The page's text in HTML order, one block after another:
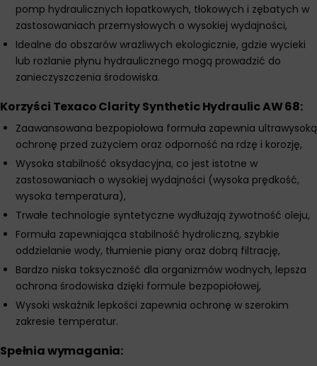
pomp hydraulicznych łopatkowych, tłokowych i zębatych w
zastosowaniach przemysłowych o wysokiej wydajności,
Idealne do obszarów wrażliwych ekologicznie, gdzie wycieki
lub rozlanie płynu hydraulicznego mogą prowadzić do
zanieczyszczenia środowiska.
Korzyści Texaco Clarity Synthetic Hydraulic AW 68:
Zaawansowana bezpopiołowa formuła zapewnia ultrawysoką
ochronę przed zużyciem oraz odporność na rdzę i korozję,
Wysoka stabilność oksydacyjna, co jest istotne w
zastosowaniach o wysokiej wydajności (wysoka prędkość,
wysoka temperatura),
Trwałe technologie syntetyczne wydłużają żywotność oleju,
Formuła zapewniająca stabilność hydroliczną, szybkie
oddzielanie wody, tłumienie piany oraz dobrą filtrację,
Bardzo niska toksyczność dla organizmów wodnych, lepsza
ochrona środowiska dzięki formule bezpopiołowej,
Wysoki wskaźnik lepkości zapewnia ochronę w szerokim
zakresie temperatur.
Spełnia wymagania: